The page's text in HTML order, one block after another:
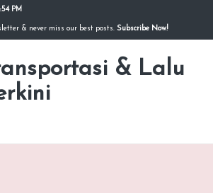
PM
& never miss our best posts. Subscribe Now!
& Lalu